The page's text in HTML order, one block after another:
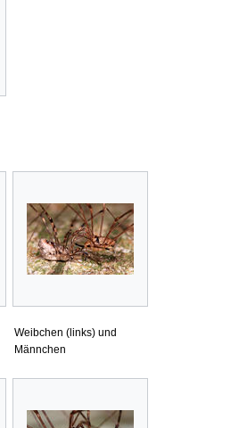
Weibchen (links) und
Männchen